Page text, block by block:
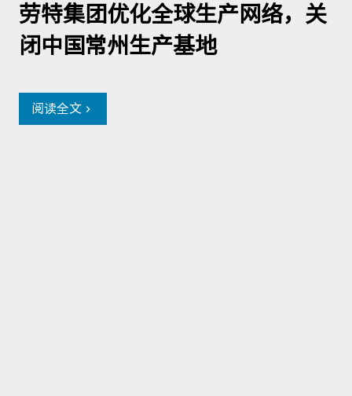
劳特集团优化全球生产网络，关
闭中国常州生产基地
阅读全文